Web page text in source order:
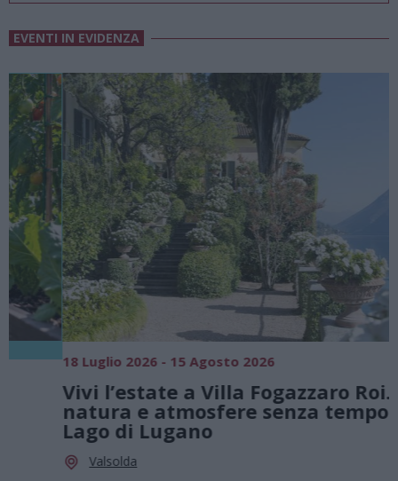
EVENTI IN EVIDENZA
18 Luglio 2026 - 15 Agosto 2026
Vivi l’estate a Villa Fogazzaro Roi. Tra
natura e atmosfere senza tempo sul
Lago di Lugano
Valsolda